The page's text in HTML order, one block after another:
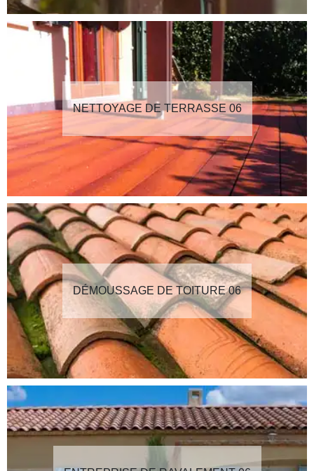
NETTOYAGE DE TERRASSE 06
DÉMOUSSAGE DE TOITURE 06